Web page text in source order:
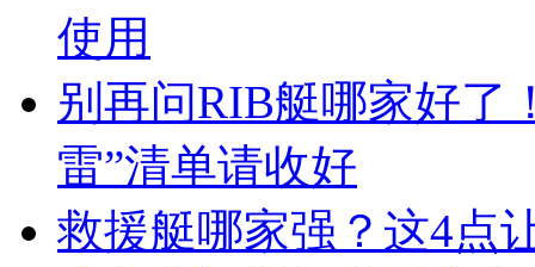
使用
别再问RIB艇哪家好了
雷”清单请收好
救援艇哪家强？这4点